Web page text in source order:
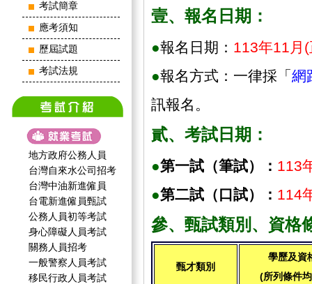
考試簡章
應考須知
歷屆試題
考試法規
地方政府公務人員
台灣自來水公司招考
台灣中油新進僱員
台電新進僱員甄試
公務人員初等考試
身心障礙人員考試
關務人員招考
一般警察人員考試
移民行政人員考試
壹、報名日期：
●報名日期： 113年11月
●報名方式：一律採「 網
訊報名。
貳、考試日期：
●第一試（筆試）： 113
●第二試（口試）： 114
參、甄試類別、資格
甄才類別
學歷及資
(所列條件